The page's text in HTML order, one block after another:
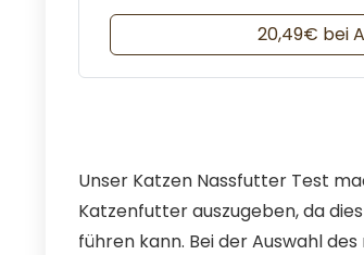
20,49€ bei
Unser Katzen Nassfutter Test
Katzenfutter auszugeben, da
führen kann. Bei der Auswahl